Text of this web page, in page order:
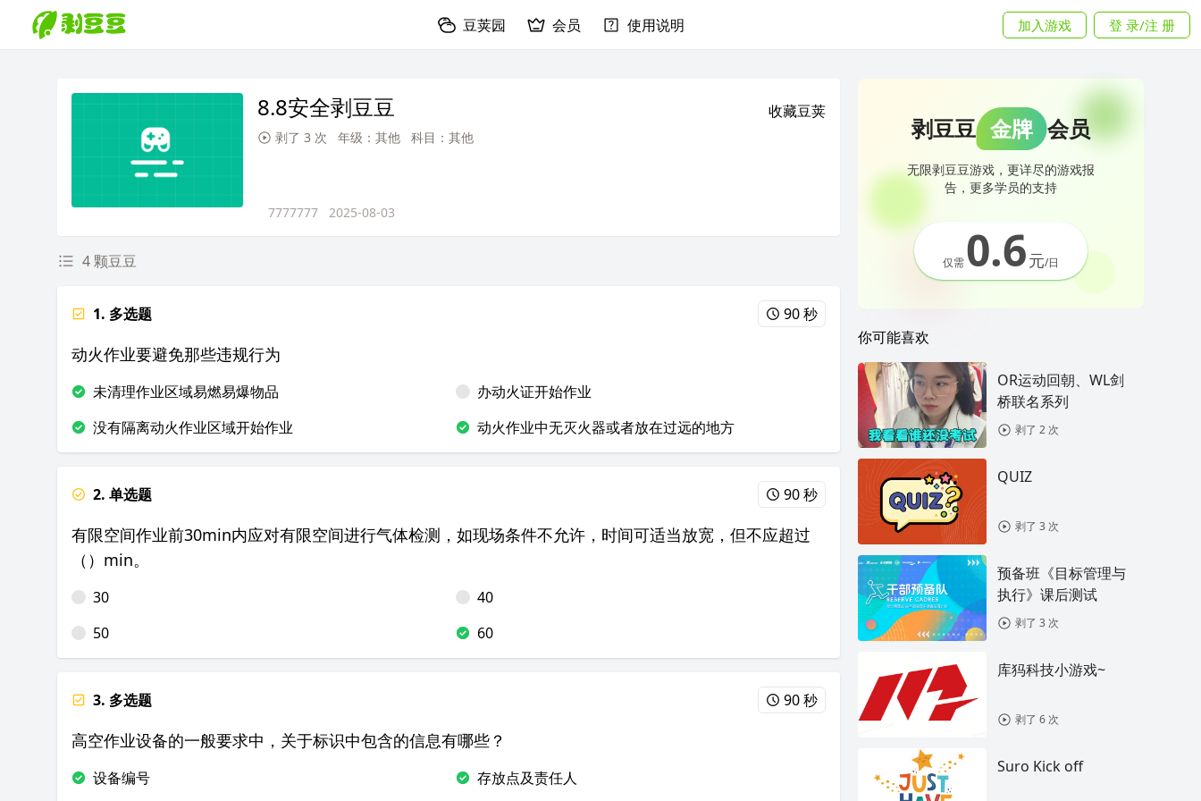
豆荚园 会员 使用说明 加入游戏 登 录/注 册
8.8安全剥豆豆 收藏豆荚
剥了 3 次 年级：其他 科目：其他
7777777 2025-08-03
4 颗豆豆
1. 多选题 90 秒
动火作业要避免那些违规行为
未清理作业区域易燃易爆物品
办动火证开始作业
没有隔离动火作业区域开始作业
动火作业中无灭火器或者放在过远的地方
2. 单选题 90 秒
有限空间作业前30min内应对有限空间进行气体检测，如现场条件不允许，时间可适当放宽，但不应超过
（）min。
30
40
50
60
3. 多选题 90 秒
高空作业设备的一般要求中，关于标识中包含的信息有哪些？
设备编号 存放点及责任人
剥豆豆 金牌 会员
无限剥豆豆游戏，更详尽的游戏报
告，更多学员的支持
仅需0.6元/日
你可能喜欢
OR运动回朝、WL剑
桥联名系列
剥了 2 次
QUIZ
剥了 3 次
预备班《目标管理与
执行》课后测试
剥了 3 次
库犸科技小游戏~
剥了 6 次
Suro Kick off